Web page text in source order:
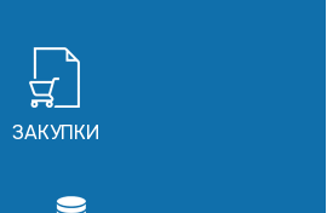
ЗАКУПКИ